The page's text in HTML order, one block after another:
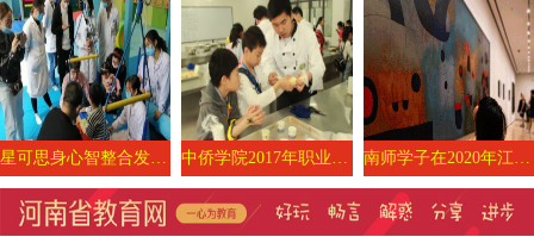
星可思身心智整合发展中心|深圳感统训练|龙华儿童发展中心|Bodymind婴幼儿运动|身心智智整合发展疗愈师培训 中侨学院2017年职业体验日活动圆满收官 南师学子在2020年江苏省高校音乐美术教育专业大学生基本功展示活动中获佳绩